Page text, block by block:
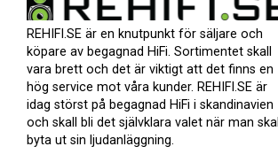
REHIFI.SE är en knutpunkt för säljare och
köpare av begagnad HiFi. Sortimentet skall
vara brett och det är viktigt att det finns en
hög service mot våra kunder. REHIFI.SE är
idag störst på begagnad HiFi i skandinavien
och skall bli det självklara valet när man skall
byta ut sin ljudanläggning.